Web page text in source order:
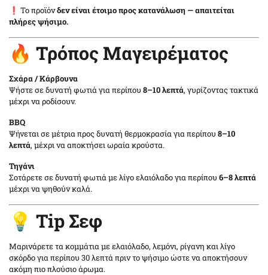
❗ Το προϊόνδεν είναι έτοιμο προς κατανάλωση — απαιτείται
πλήρες ψήσιμο.
🔥 Τρόπος Μαγειρέματος
Σχάρα / Κάρβουνα
Ψήστε σε δυνατή φωτιά για περίπου 8–10 λεπτά, γυρίζοντας τακτικά
μέχρι να ροδίσουν.
BBQ
Ψήνεται σε μέτρια προς δυνατή θερμοκρασία για περίπου 8–10
λεπτά, μέχρι να αποκτήσει ωραία κρούστα.
Τηγάνι
Σοτάρετε σε δυνατή φωτιά με λίγο ελαιόλαδο για περίπου 6–8 λεπτά
μέχρι να ψηθούν καλά.
💡 Tip Σεφ
Μαρινάρετε τα κομμάτια με ελαιόλαδο, λεμόνι, ρίγανη και λίγο
σκόρδο για περίπου 30 λεπτά πριν το ψήσιμο ώστε να αποκτήσουν
ακόμη πιο πλούσιο άρωμα.